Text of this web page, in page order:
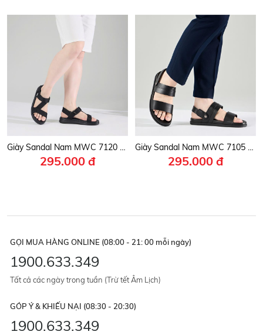
Giày Sandal Nam MWC 7120 - Sandal Nam Quai Chéo Phối Lót Dán Thanh Lịch Đi Học, Đi Làm, Êm Nhẹ, Bền Đẹp.
295.000 đ
Giày Sandal Nam MWC 7105 - Sandal Nam Da PU Cao Cấp, Quai Ngang Mềm Dẻo, Đế Êm, Thời Trang Và Bền Bỉ.
295.000 đ
GỌI MUA HÀNG ONLINE (08:00 - 21: 00 mỗi ngày)
1900.633.349
Tất cả các ngày trong tuần (Trừ tết Âm Lịch)
GÓP Ý & KHIẾU NẠI (08:30 - 20:30)
1900.633.349